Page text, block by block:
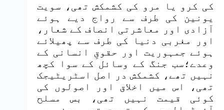
کی کرو یا مرو کی کشمکش تھی، سویت
یونین کی طرف سے رواج دیے ہوئے
آزادی اور معاشرتی انصاف کے شعار،
اور مغربی دنیا کی طرف سے پھیلائے
ہوئے جمہوریت اور حقوقِ انسانی کے
وعدے؛سب جنگ کے وسائل کے سوا کچھ
نہیں تھے، کشمکش در اصل اسٹریٹیجک
تھی، اس میں اخلاق اور اصولوں کی
کوئی قیمت نہیں تھی، بس مسلح